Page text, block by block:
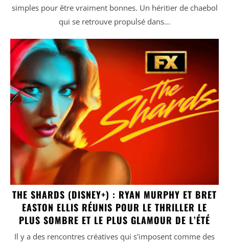
simples pour être vraiment bonnes. Un héritier de chaebol
qui se retrouve propulsé dans...
THE SHARDS (DISNEY+) : RYAN MURPHY ET BRET
EASTON ELLIS RÉUNIS POUR LE THRILLER LE
PLUS SOMBRE ET LE PLUS GLAMOUR DE L’ÉTÉ
Il y a des rencontres créatives qui s'imposent comme des